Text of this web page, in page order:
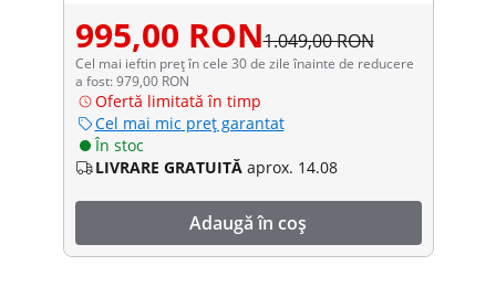
995,00 RON1.049,00 RON
Cel mai ieftin preț în cele 30 de zile înainte de reducere
a fost: 979,00 RON
Ofertă limitată în timp
Cel mai mic preț garantat
În stoc
LIVRARE GRATUITĂ aprox. 14.08
Adaugă în coș